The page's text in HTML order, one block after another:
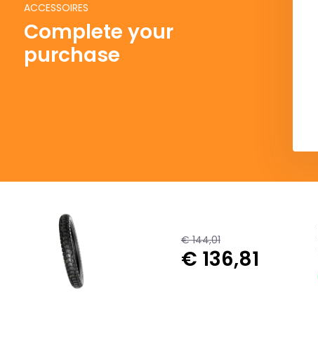
ACCESSOIRES
Complete your
purchase
€ 144,01
€ 136,81